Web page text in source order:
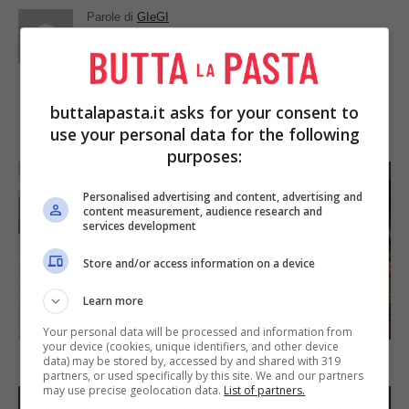
Parole di GIeGI
2013, spaziando tra tutte le tipologie di ricette, con un
occhio di riguardo a quelle della tradizione regionale.
IN PRIMO PIANO
Arista di maiale al latte
buttalapasta.it asks for your consent to
use your personal data for the following
purposes:
Personalised advertising and content, advertising and
content measurement, audience research and
services development
Store and/or access information on a device
Learn more
Your personal data will be processed and information from
your device (cookies, unique identifiers, and other device
data) may be stored by, accessed by and shared with 319
partners, or used specifically by this site. We and our partners
may use precise geolocation data. List of partners.